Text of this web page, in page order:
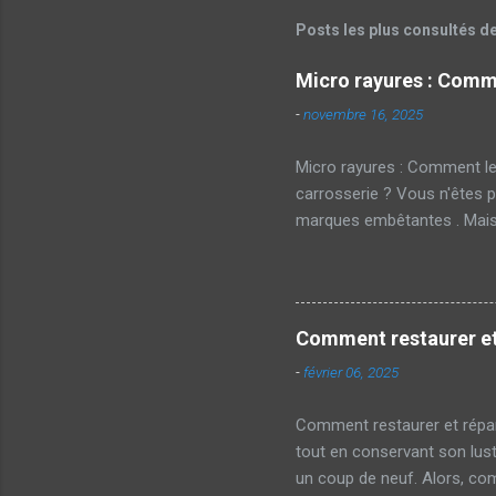
Posts les plus consultés
Micro rayures :
-novembre 16, 2025
Micro rayures : Comment
carrosserie ? Vous n'êtes
marques embêtantes .
souvent sur la peinture
chiffon rugueux ou même
votre voiture. Impact sur
majeur. En effet, une
laisser transp...
Comment restaurer
- février 06, 2025
Comment restaurer et
tout en conservant son
un coup de neuf. Alors,